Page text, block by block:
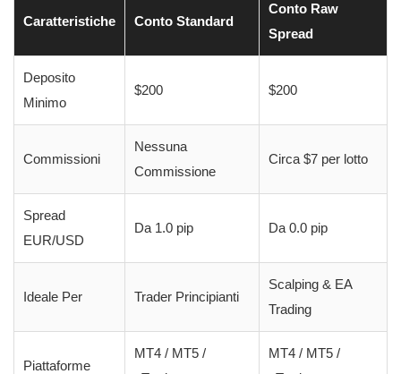
Caratteristiche Conto Standard
Conto Raw
Spread
Deposito
Minimo
$200 $200
Commissioni
Nessuna
Commissione
Circa $7 per lotto
Spread
EUR/USD
Da 1.0 pip Da 0.0 pip
Ideale Per Trader Principianti
Scalping & EA
Trading
Piattaforme
MT4 / MT5 /
MT4 / MT5 /